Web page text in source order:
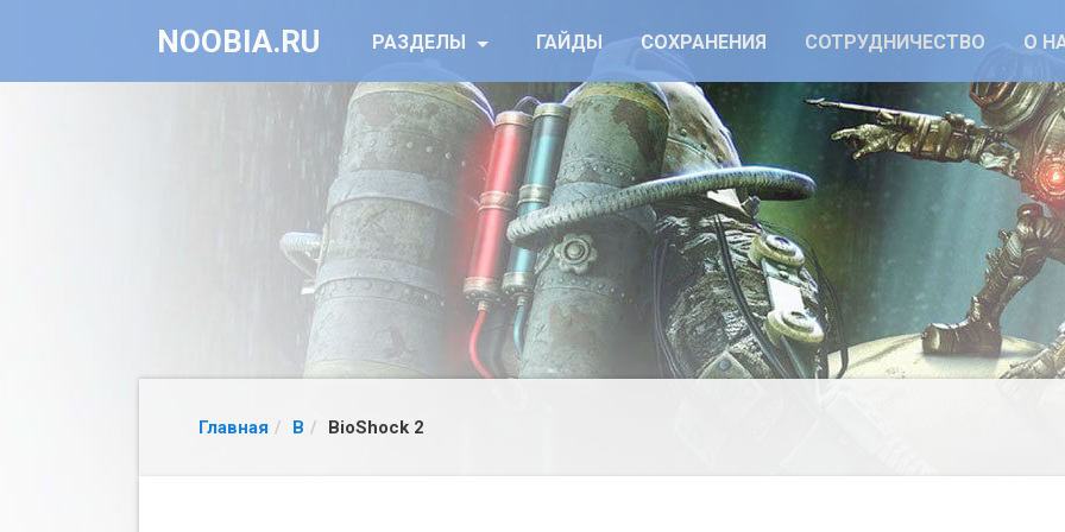
NOOBIA.RU РАЗДЕЛЫ ГАЙДЫ СОХРАНЕНИЯ СОТРУДНИЧЕСТВО О
Главная B BioShock 2